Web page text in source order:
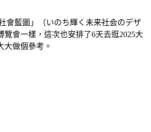
會藍圖」（いのち輝く未来社会のデザ
會一樣，這次也安排了6天去逛2025大
做個參考。